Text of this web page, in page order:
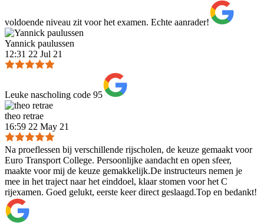
voldoende niveau zit voor het examen. Echte aanrader!
Yannick paulussen
12:31 22 Jul 21
Leuke nascholing code 95
theo retrae
16:59 22 May 21
Na proeflessen bij verschillende rijscholen, de keuze gemaakt voor
Euro Transport College. Persoonlijke aandacht en open sfeer,
maakte voor mij de keuze gemakkelijk.De instructeurs nemen je
mee in het traject naar het einddoel, klaar stomen voor het C
rijexamen. Goed gelukt, eerste keer direct geslaagd.Top en bedankt!